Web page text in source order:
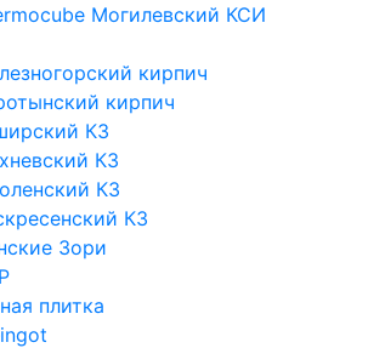
Могилевский КСИ
кирпич
кирпич
КЗ
КЗ
КЗ
КЗ
Зори
плитка